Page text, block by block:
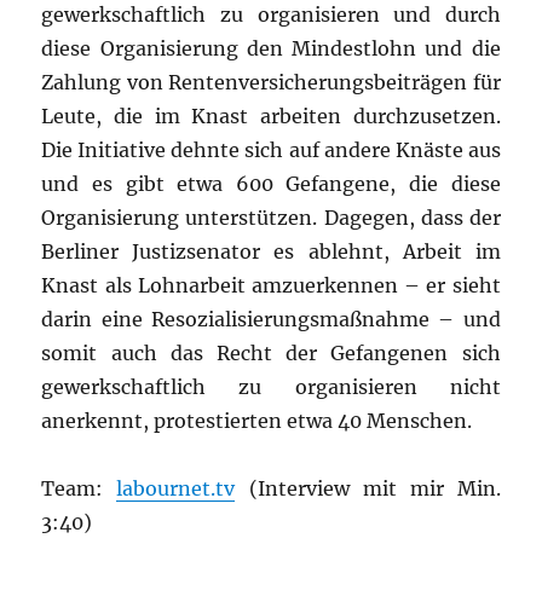
gewerkschaftlich zu organisieren und durch
diese Organisierung den Mindestlohn und die
Zahlung von Rentenversicherungsbeiträgen für
Leute, die im Knast arbeiten durchzusetzen.
Die Initiative dehnte sich auf andere Knäste aus
und es gibt etwa 600 Gefangene, die diese
Organisierung unterstützen. Dagegen, dass der
Berliner Justizsenator es ablehnt, Arbeit im
Knast als Lohnarbeit amzuerkennen – er sieht
darin eine Resozialisierungsmaßnahme – und
somit auch das Recht der Gefangenen sich
gewerkschaftlich zu organisieren nicht
anerkennt, protestierten etwa 40 Menschen.
Team:labournet.tv(Interview mit mir Min.
3:40)